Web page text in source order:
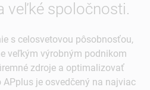
veľké spoločnosti.
s celosvetovou pôsobnosťou,
veľkým výrobným podnikom
zdroje a optimalizovať
APplus je osvedčený na najviac